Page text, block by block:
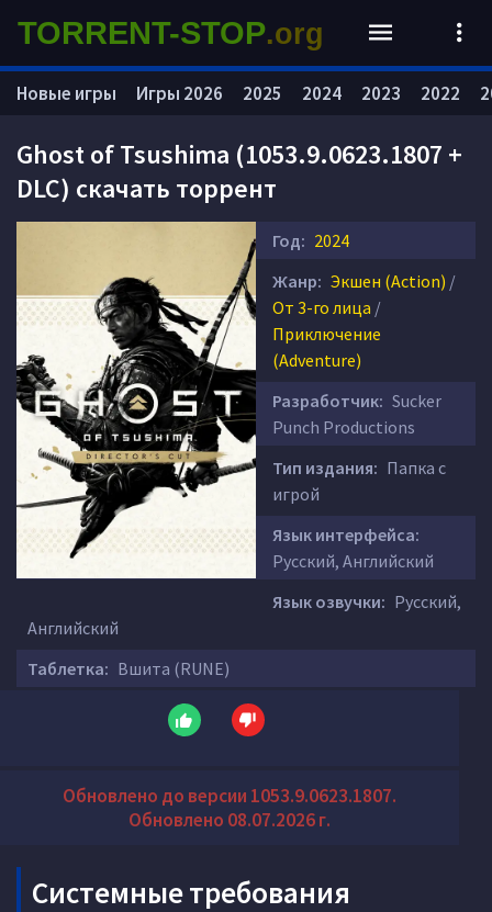
Ghost of Tsushima (1053.9.0623.1807 +
DLC) скачать торрент
Год: 2024
Жанр: Экшен (Action) /
От 3-го лица /
Приключение
(Adventure)
Разработчик: Sucker
Punch Productions
Тип издания: Папка с
игрой
Язык интерфейса:
Русский, Английский
Язык озвучки: Русский,
Английский
Таблетка: Вшита (RUNE)
Обновлено до версии 1053.9.0623.1807.
Обновлено 08.07.2026 г.
Системные требования
Новые игры Игры 2026 2025 2024 2023 2022
TORRENT-STOP.org